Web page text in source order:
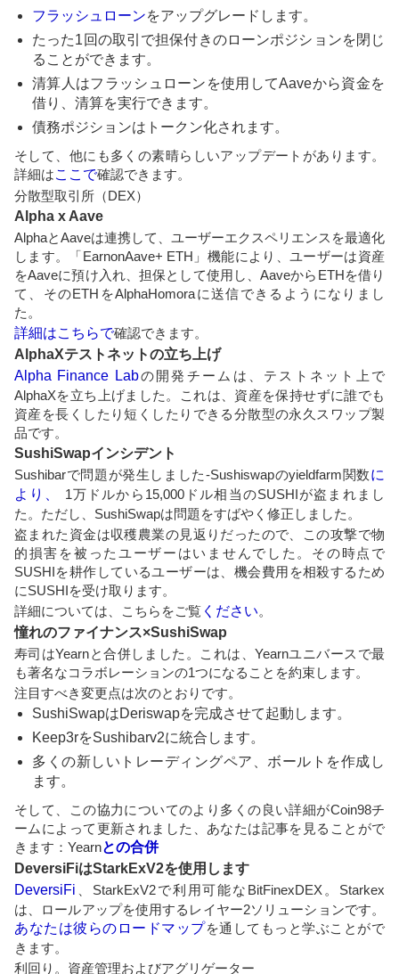
フラッシュローンをアップグレードします。
たった1回の取引で担保付きのローンポジションを閉じ
ることができます。
清算人はフラッシュローンを使用してAaveから資金を
借り、清算を実行できます。
債務ポジションはトークン化されます。
そして、他にも多くの素晴らしいアップデートがあります。
詳細はここで確認できます。
分散型取引所（DEX）
Alpha x Aave
AlphaとAaveは連携して、ユーザーエクスペリエンスを最適化
します。「EarnonAave+ ETH」機能により、ユーザーは資産
をAaveに預け入れ、担保として使用し、AaveからETHを借り
て、そのETHをAlphaHomoraに送信できるようになりまし
た。
詳細はこちらで確認できます。
AlphaXテストネットの立ち上げ
Alpha Finance Labの開発チームは、テストネット上で
AlphaXを立ち上げました。これは、資産を保持せずに誰でも
資産を長くしたり短くしたりできる分散型の永久スワップ製
品です。
SushiSwapインシデント
Sushibarで問題が発生しました-Sushiswapのyieldfarm関数に
より、
1万ドルから15,000ドル相当のSUSHIが盗まれまし
た。ただし、SushiSwapは問題をすばやく修正しました。
盗まれた資金は収穫農業の見返りだったので、この攻撃で物
的損害を被ったユーザーはいませんでした。その時点で
SUSHIを耕作しているユーザーは、機会費用を相殺するため
にSUSHIを受け取ります。
詳細については、こちらをご覧 ください。
憧れのファイナンス×SushiSwap
寿司はYearnと合併しました。これは、Yearnユニバースで最
も著名なコラボレーションの1つになることを約束します。
注目すべき変更点は次のとおりです。
SushiSwapはDeriswapを完成させて起動します。
Keep3rをSushibarv2に統合します。
多くの新しいトレーディングペア、ボールトを作成し
ます。
そして、この協力についてのより多くの良い詳細がCoin98チ
ームによって更新されました、あなたは記事を見ることがで
きます：Yearnとの合併
DeversiFiはStarkExV2を使用します
DeversiFi 、StarkExV2で利用可能なBitFinexDEX。Starkex
は、ロールアップを使用するレイヤー2ソリューションです。
あなたは彼らのロードマップを通してもっと学ぶことがで
きます。
利回り。資産管理およびアグリゲーター